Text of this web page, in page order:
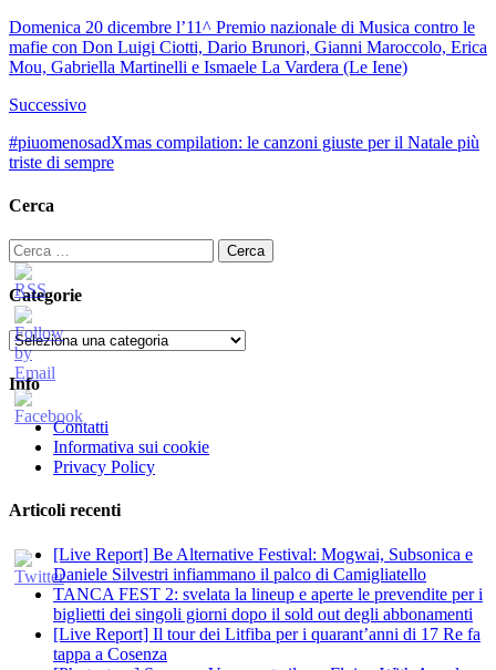
Domenica 20 dicembre l’11^ Premio nazionale di Musica contro le
mafie con Don Luigi Ciotti, Dario Brunori, Gianni Maroccolo, Erica
Mou, Gabriella Martinelli e Ismaele La Vardera (Le Iene)
Successivo
#piuomenosadXmas compilation: le canzoni giuste per il Natale più
triste di sempre
Cerca
Ricerca
per:
Categorie
Categorie
Info
Contatti
Informativa sui cookie
Privacy Policy
Articoli recenti
[Live Report] Be Alternative Festival: Mogwai, Subsonica e
Daniele Silvestri infiammano il palco di Camigliatello
TANCA FEST 2: svelata la lineup e aperte le prevendite per i
biglietti dei singoli giorni dopo il sold out degli abbonamenti
[Live Report] Il tour dei Litfiba per i quarant’anni di 17 Re fa
tappa a Cosenza